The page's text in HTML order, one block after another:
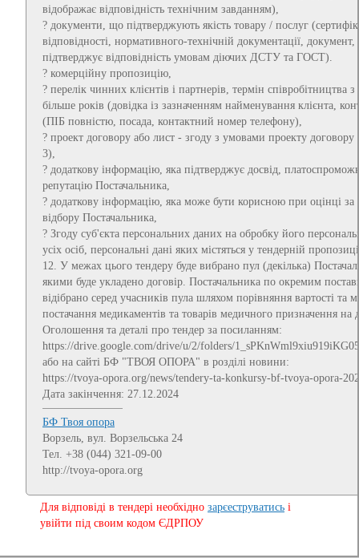
відображає відповідність технічним завданням),
? документи, що підтверджують якість товару / послуг
відповідності, нормативного-технічній документації,
підтверджує відповідність умовам діючих ДСТУ та ГОСТ).
? комерційну пропозицію,
? перелік чинних клієнтів і партнерів, термін співробітництва
більше років (довідка із зазначенням найменування клієнта,
(ПІБ повністю, посада, контактний номер телефону),
? проект договору або лист - згоду з умовами проекту
3),
? додаткову інформацію, яка підтверджує досвід,
репутацію Постачальника,
? додаткову інформацію, яка може бути корисною при оцінці за
відбору Постачальника,
? Згоду суб'єкта персональних даних на обробку його
усіх осіб, персональні дані яких містяться у тендерній
12. У межах цього тендеру буде вибрано пул (декілька)
якими буде укладено договір. Постачальника по окремим
відібрано серед учасників пула шляхом порівняння вартості та
постачання медикаментів та товарів медичного призначення на
Оголошення та деталі про тендер за посиланням:
https://drive.google.com/drive/u/2/folders/
або на сайті БФ "ТВОЯ ОПОРА" в розділі новини:
https://tvoya-opora.org/news/tendery-ta-konkursy-bf-tvoya-opora-
Дата закінчення: 27.12.2024
БФ Твоя опора
Ворзель, вул. Ворзельська 24
Тел. +38 (044) 321-09-00
http://tvoya-opora.org
Для відповіді в тендері необхідно зарєеструватись і
увійти під своим кодом ЄДРПОУ